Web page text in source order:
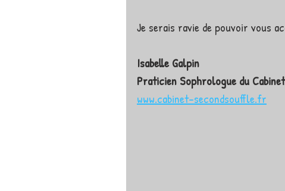
Je serais ravie de pouvoir vous
Isabelle Galpin
Praticien Sophrologue du
www.cabinet-secondsouffle.fr